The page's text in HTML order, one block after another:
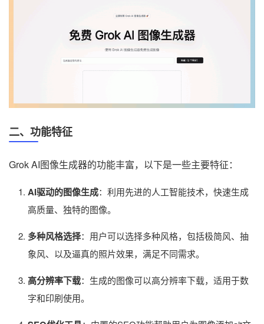
二、功能特征
Grok AI图像生成器的功能丰富，以下是一些主要特征：
AI驱动的图像生成：利用先进的人工智能技术，快速生成
高质量、独特的图像。
多种风格选择：用户可以选择多种风格，包括极简风、抽
象风、以及逼真的照片效果，满足不同需求。
高分辨率下载：生成的图像可以高分辨率下载，适用于数
字和印刷使用。